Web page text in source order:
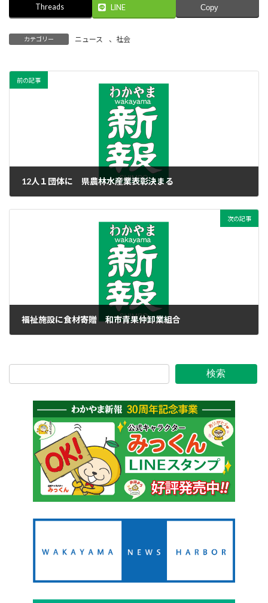
Threads LINE Copy
カテゴリー ニュース 、 社会
前の記事
12人１団体に 県農林水産業表彰決まる
次の記事
福祉施設に食材寄贈 和市青果仲卸業組合
検索